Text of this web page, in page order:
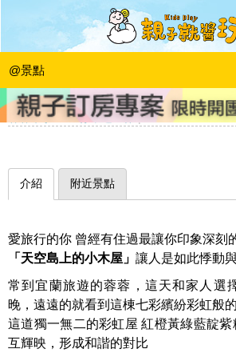
@景點
遠遠望去，看見島上的星
躍上彩虹趣～宜蘭礁溪天
屋
蓉蓉牽手☜ㄩˇ你環遊世界 |2014-04-29
介紹 附近景點
愛旅行的你 曾經有住過最讓你印象深刻
「天空島上的小木屋」 讓人是如此悸動
常到宜蘭旅遊的蓉蓉，這天和家人選
晚，遠遠的就看到這棟七彩繽紛彩虹般
這道獨一無二的彩虹屋 紅橙黃綠藍靛
互輝映，形成和諧的對比